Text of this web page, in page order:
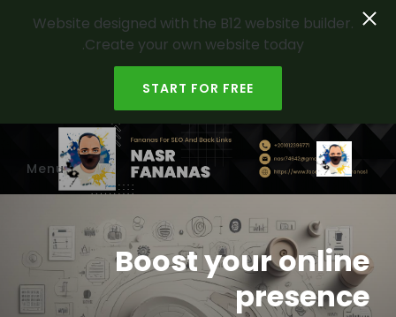
Skip to main content
Website designed with the B12 website builder.
Create your own website today.
START FOR FREE
Menu
Boost your online
presence